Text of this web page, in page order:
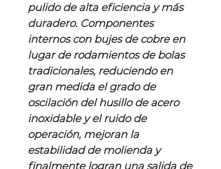
pulido de alta eficiencia y más
duradero. Componentes
internos con bujes de cobre en
lugar de rodamientos de bolas
tradicionales, reduciendo en
gran medida el grado de
oscilación del husillo de acero
inoxidable y el ruido de
operación, mejoran la
estabilidad de molienda y
finalmente logran una salida de